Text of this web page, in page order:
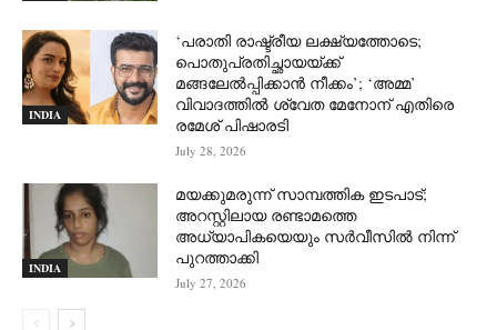
INDIA
‘പരാതി രാഷ്ട്രീയ ലക്ഷ്യത്തോടെ;
പൊതുപ്രതിച്ഛായയ്ക്ക്
മങ്ങലേല്‍പ്പിക്കാന്‍ നീക്കം’; ‘അമ്മ’
വിവാദത്തില്‍ ശ്വേത മേനോന് എതിരെ
രമേശ് പിഷാരടി
July 28, 2026
INDIA
മയക്കുമരുന്ന് സാമ്പത്തിക ഇടപാട്;
അറസ്റ്റിലായ രണ്ടാമത്തെ
അധ്യാപികയെയും സർവീസിൽ നിന്ന്
പുറത്താക്കി
July 27, 2026